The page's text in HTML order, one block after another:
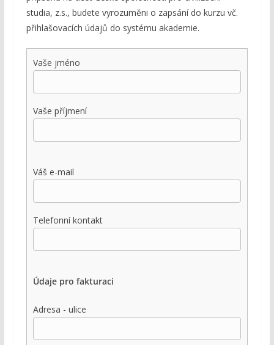
studia, z.s., budete vyrozuměni o zapsání do kurzu vč.
přihlašovacích údajů do systému akademie.
Vaše jméno
Vaše příjmení
Váš e-mail
Telefonní kontakt
Údaje pro fakturaci
Adresa - ulice